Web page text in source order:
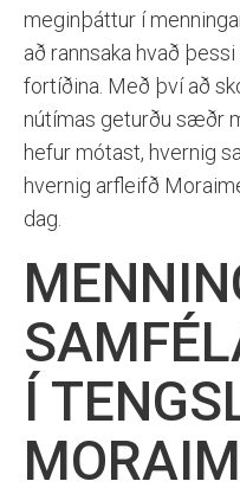
meginþáttur í
að rannsaka hvað
fortíðina. Með því að
nútímas geturðu sæðr
hefur mótast, hvernig
hvernig arfleifð
dag.
Í